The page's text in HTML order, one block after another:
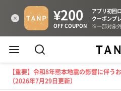
【重要】令和8年熊本地震の影響に伴う
（2026年7月29日更新）